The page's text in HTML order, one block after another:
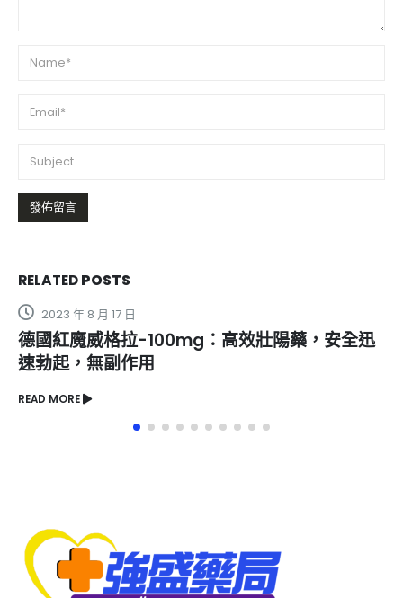
RELATEDPOSTS
2023 年 8 月 17 日
德國紅魔威格拉-100mg：高效壯陽藥，安全迅
速勃起，無副作用
READ MORE